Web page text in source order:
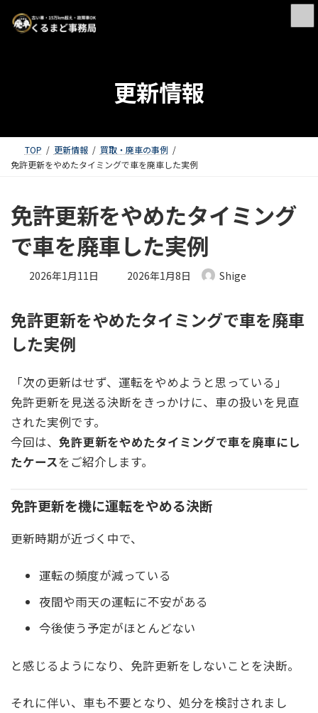
更新情報
TOP 更新情報
買取・廃車の事例
免許更新をやめたタイミングで車を廃車した実例
免許更新をやめたタイミング
で車を廃車した実例
2026年1月11日 最終更新日時 :
2026年1月8日 Shige
免許更新をやめたタイミングで車を廃車
した実例
「次の更新はせず、運転をやめようと思っている」
免許更新を見送る決断をきっかけに、車の扱いを見直
された実例です。
今回は、 免許更新をやめたタイミングで車を廃車にし
たケースをご紹介します。
免許更新を機に運転をやめる決断
更新時期が近づく中で、
運転の頻度が減っている
夜間や雨天の運転に不安がある
今後使う予定がほとんどない
と感じるようになり、免許更新をしないことを決断。
それに伴い、車も不要となり、処分を検討されまし